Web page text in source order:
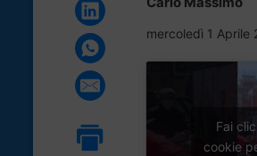
mercoledì 1 Aprile
Fai
cookie